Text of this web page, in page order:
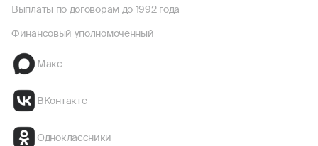
Выплаты по договорам до 1992 года
Финансовый уполномоченный
Макс
ВКонтакте
Одноклассники